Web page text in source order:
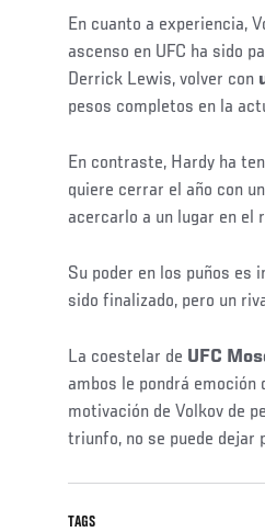
Social
Post
En cuanto a experiencia,
ascenso en UFC ha sido
Derrick Lewis, volver con
pesos completos en la
En contraste, Hardy ha
quiere cerrar el año con
acercarlo a un lugar en el
Social
Post
Su poder en los puños es
sido finalizado, pero un
La coestelar de UFC
ambos le pondrá emoción
motivación de Volkov de
triunfo, no se puede dejar
TAGS